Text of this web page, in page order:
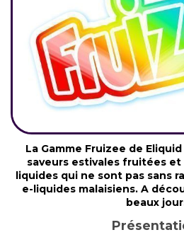
La Gamme Fruizee de
saveurs estivales fruitées
liquides qui ne sont pas sans
e-liquides malaisiens. A
beaux